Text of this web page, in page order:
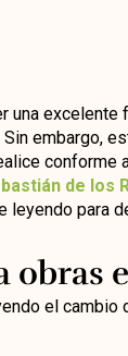
una
embargo,
conforme
de los
leyendo para
obras
el